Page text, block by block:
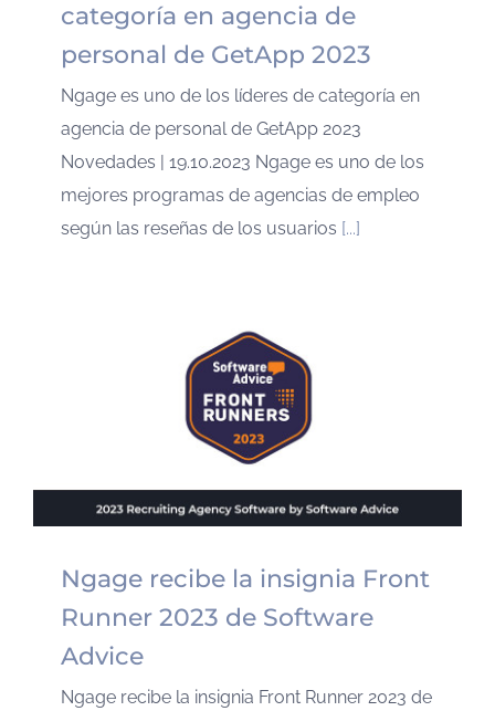
categoría en agencia de
personal de GetApp 2023
Ngage es uno de los líderes de categoría en
agencia de personal de GetApp 2023
Novedades | 19.10.2023 Ngage es uno de los
mejores programas de agencias de empleo
según las reseñas de los usuarios [...]
Ngage recibe la insignia Front
Runner 2023 de Software
Advice
Ngage recibe la insignia Front Runner 2023 de